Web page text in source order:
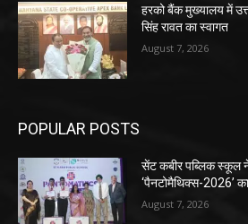
हरको बैंक मुख्यालय में
सिंह रावत का स्वागत
August 7, 2026
POPULAR POSTS
सेंट कबीर पब्लिक स्कूल
‘पैनटोमैथिक्स-2026’
August 7, 2026